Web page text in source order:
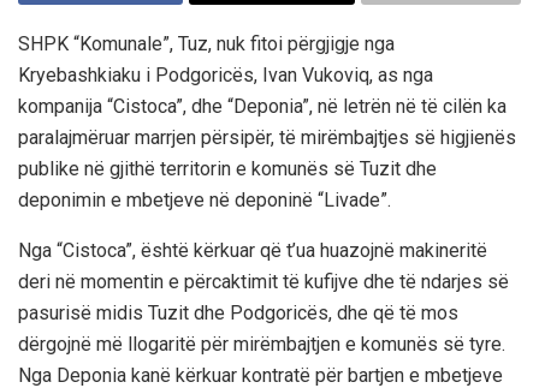
SHPK “Komunale”, Tuz, nuk fitoi përgjigje nga
Kryebashkiaku i Podgoricës, Ivan Vukoviq, as nga
kompanija “Cistoca”, dhe “Deponia”, në letrën në të cilën ka
paralajmëruar marrjen përsipër, të mirëmbajtjes së higjienës
publike në gjithë territorin e komunës së Tuzit dhe
deponimin e mbetjeve në deponinë “Livade”.
Nga “Cistoca”, është kërkuar që t’ua huazojnë makineritë
deri në momentin e përcaktimit të kufijve dhe të ndarjes së
pasurisë midis Tuzit dhe Podgoricës, dhe që të mos
dërgojnë më llogaritë për mirëmbajtjen e komunës së tyre.
Nga Deponia kanë kërkuar kontratë për bartjen e mbetjeve